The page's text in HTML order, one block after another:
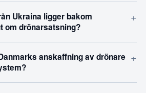
Ukraina ligger bakom
om drönarsatsning?
+
anskaffning av drönare +